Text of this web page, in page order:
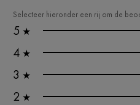
Selecteer hieronder een rij om de
5 ★
4 ★
3 ★
2 ★